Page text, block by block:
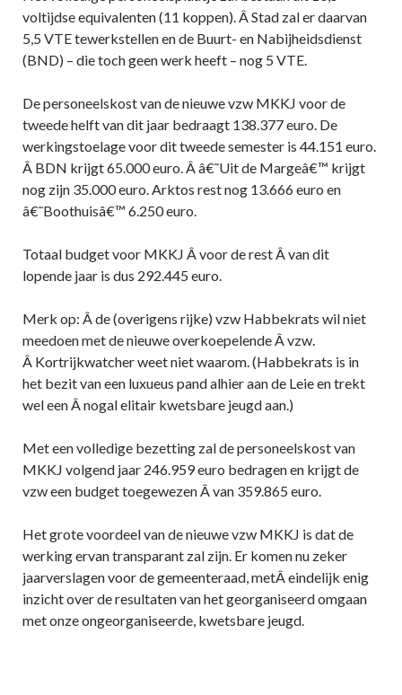
voltijdse equivalenten (11 koppen). Â Stad zal er daarvan
5,5 VTE tewerkstellen en de Buurt- en Nabijheidsdienst
(BND) – die toch geen werk heeft – nog 5 VTE.
De personeelskost van de nieuwe vzw MKKJ voor de
tweede helft van dit jaar bedraagt 138.377 euro. De
werkingstoelage voor dit tweede semester is 44.151 euro.
Â BDN krijgt 65.000 euro. Â â€˜Uit de Margeâ€™ krijgt
nog zijn 35.000 euro. Arktos rest nog 13.666 euro en
â€˜Boothuisâ€™ 6.250 euro.
Totaal budget voor MKKJ Â voor de rest Â van dit
lopende jaar is dus 292.445 euro.
Merk op: Â de (overigens rijke) vzw Habbekrats wil niet
meedoen met de nieuwe overkoepelende Â vzw.
Â Kortrijkwatcher weet niet waarom. (Habbekrats is in
het bezit van een luxueus pand alhier aan de Leie en trekt
wel een Â nogal elitair kwetsbare jeugd aan.)
Met een volledige bezetting zal de personeelskost van
MKKJ volgend jaar 246.959 euro bedragen en krijgt de
vzw een budget toegewezen Â van 359.865 euro.
Het grote voordeel van de nieuwe vzw MKKJ is dat de
werking ervan transparant zal zijn. Er komen nu zeker
jaarverslagen voor de gemeenteraad, metÂ eindelijk enig
inzicht over de resultaten van het georganiseerd omgaan
met onze ongeorganiseerde, kwetsbare jeugd.